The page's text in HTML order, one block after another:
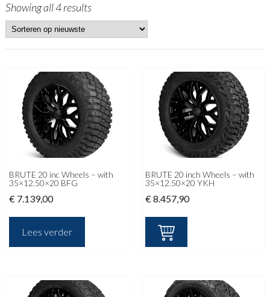
Showing all 4 results
BRUTE 20 inc Wheels – with
35×12.50×20 BFG
€ 7.139,00
Lees verder
BRUTE 20 inch Wheels – with
35×12.50×20 YKH
€8.457,90